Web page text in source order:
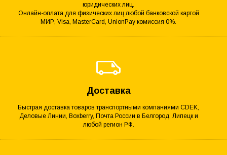
юридических лиц.
Онлайн-оплата для физических лиц любой банковской картой
МИР, Visa, MasterCard, UnionPay комиссия 0%.
Доставка
Быстрая доставка товаров транспортными компаниями CDEK,
Деловые Линии, Boxberry, Почта России в Белгород, Липецк и
любой регион РФ.